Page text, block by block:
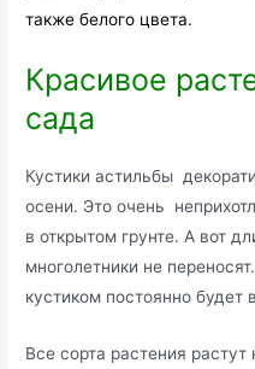
также белого цвета.
Красивое
сада
Кустики астильбы
осени. Это очень
в открытом грунте. А вот
многолетники не
кустиком постоянно будет
Все сорта растения